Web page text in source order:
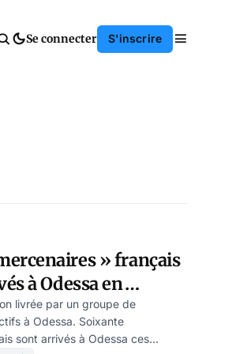
Se connecter S'inscrire
» français
à Odessa en
livrée par un groupe de
à Odessa. Soixante
sont arrivés à Odessa ces